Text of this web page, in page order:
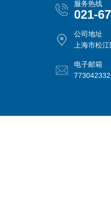
服务热线
021-
公司地址
上海市松
电子邮箱